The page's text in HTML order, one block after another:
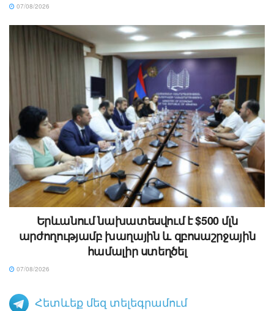
07/08/2026
Երևանում նախատեսվում է $500 մլն
արժողությամբ խաղային և զբոսաշրջային
համալիր ստեղծել
07/08/2026
Հետևեք մեզ տելեգրամում